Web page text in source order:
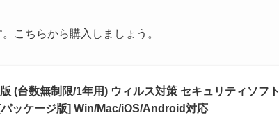
こちらから購入しましょう。
(台数無制限/1年用) ウィルス対策 セキュリティソフト
ッケージ版] Win/Mac/iOS/Android対応